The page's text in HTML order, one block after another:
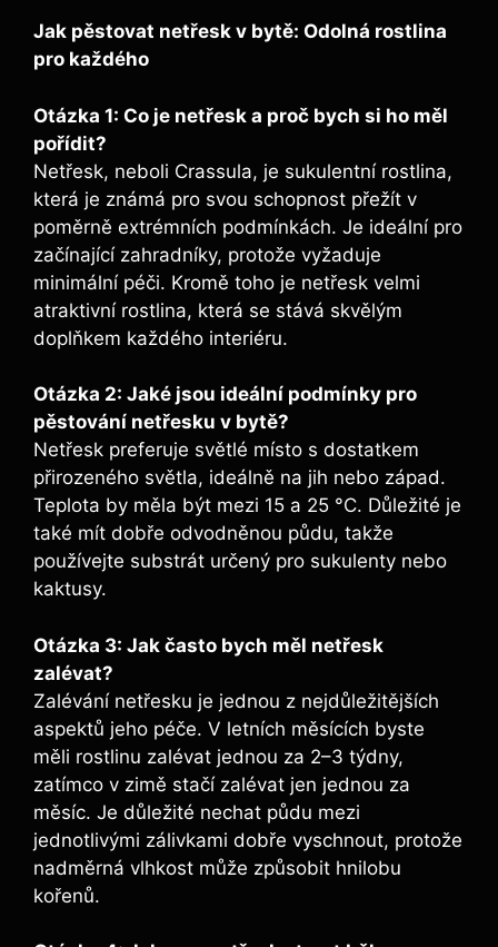
Jak pěstovat netřesk⁢ v ​bytě: Odolná rostlina
pro každého
Otázka 1: Co je netřesk a proč bych si ho měl
pořídit?
Netřesk, ‍neboli Crassula, je ‌sukulentní rostlina,
která ​je‌ známá⁢ pro ​svou schopnost přežít v
poměrně extrémních ​podmínkách. Je ideální pro
začínající zahradníky, protože vyžaduje
minimální péči.‌ Kromě toho je netřesk ​velmi
atraktivní rostlina, která se stává skvělým​
doplňkem každého interiéru.
Otázka 2: Jaké jsou ideální ​podmínky pro
pěstování ⁤netřesku v bytě?
Netřesk preferuje světlé místo s⁤ dostatkem
⁢přirozeného světla,‍ ideálně na ⁤jih nebo západ.
Teplota⁤ by měla být‍ mezi 15 a 25 °C. Důležité je
také mít dobře odvodněnou půdu, ⁣takže‍
používejte substrát určený pro sukulenty nebo
kaktusy.
Otázka ⁤3: Jak často bych měl ​netřesk
zalévat?
Zalévání netřesku je jednou z nejdůležitějších
aspektů jeho‌ péče. ⁤V letních měsících byste
měli rostlinu zalévat jednou za ‌2–3⁢ týdny,‌
zatímco v zimě stačí zalévat jen jednou za
měsíc. Je důležité ⁤nechat půdu mezi
jednotlivými zálivkami dobře vyschnout, protože
nadměrná vlhkost může způsobit hnilobu
kořenů.